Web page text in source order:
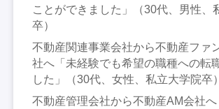
ことができました」（30代、男性、
卒）
不動産関連事業会社から不動産ファ
社へ「未経験でも希望の職種への転
した」（30代、女性、私立大学院卒）
不動産管理会社から不動産AM会社